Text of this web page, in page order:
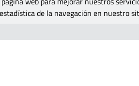
de la navegación en nuestro